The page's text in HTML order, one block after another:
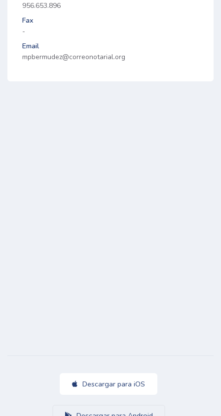
956.653.896
Fax
-
Email
mpbermudez@correonotarial.org
Descargar para iOS